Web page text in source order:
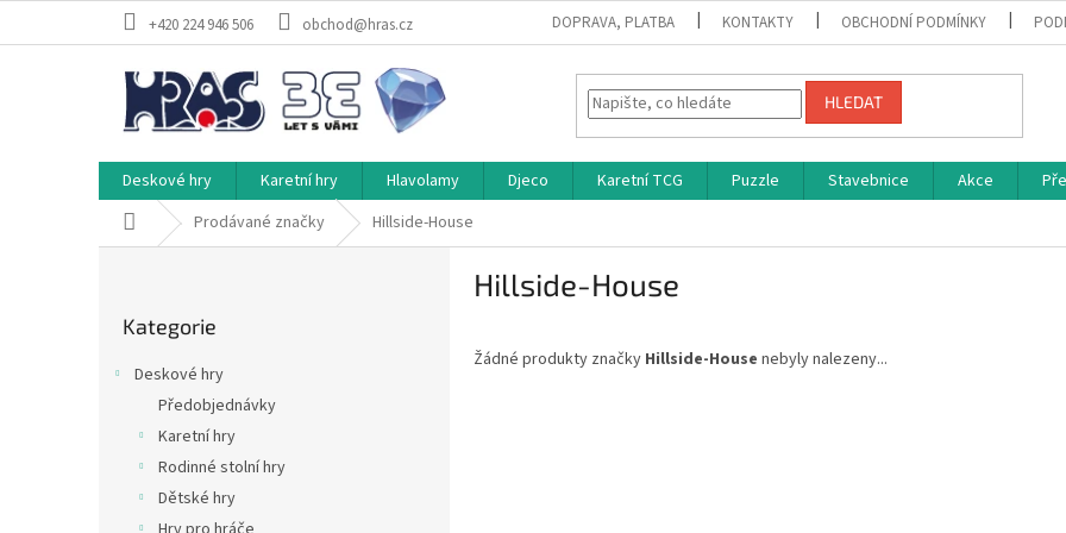
+420 224 946 506 obchod@hras.cz DOPRAVA, PLATBA KONTAKTY OBCHODNÍ PODMÍNKY
HLEDAT
Deskové hry Karetní hry Hlavolamy Djeco Karetní TCG Puzzle Stavebnice Akce
Domů Prodávané značky Hillside-House
kategorie
Kategorie
Deskové hry
Předobjednávky
Karetní hry
Rodinné stolní hry
Dětské hry
Hillside-House
Žádné produkty značky Hillside-House nebyly nalezeny...